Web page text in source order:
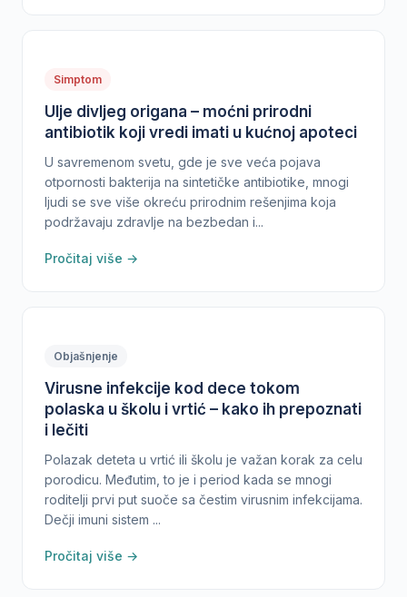
Simptom
Ulje divljeg origana – moćni prirodni
antibiotik koji vredi imati u kućnoj apoteci
U savremenom svetu, gde je sve veća pojava
otpornosti bakterija na sintetičke antibiotike, mnogi
ljudi se sve više okreću prirodnim rešenjima koja
podržavaju zdravlje na bezbedan i...
Pročitaj više →
Objašnjenje
Virusne infekcije kod dece tokom
polaska u školu i vrtić – kako ih prepoznati
i lečiti
Polazak deteta u vrtić ili školu je važan korak za celu
porodicu. Međutim, to je i period kada se mnogi
roditelji prvi put suoče sa čestim virusnim infekcijama.
Dečji imuni sistem ...
Pročitaj više →